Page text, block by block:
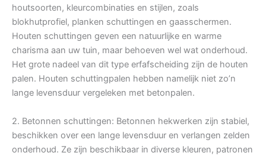
houtsoorten, kleurcombinaties en stijlen, zoals
blokhutprofiel, planken schuttingen en gaasschermen.
Houten schuttingen geven een natuurlijke en warme
charisma aan uw tuin, maar behoeven wel wat onderhoud.
Het grote nadeel van dit type erfafscheiding zijn de houten
palen. Houten schuttingpalen hebben namelijk niet zo’n
lange levensduur vergeleken met betonpalen.
2. Betonnen schuttingen: Betonnen hekwerken zijn stabiel,
beschikken over een lange levensduur en verlangen zelden
onderhoud. Ze zijn beschikbaar in diverse kleuren, patronen